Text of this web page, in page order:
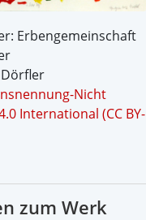
Erbengemeinschaft
Nicht
International (CC BY-
zum Werk